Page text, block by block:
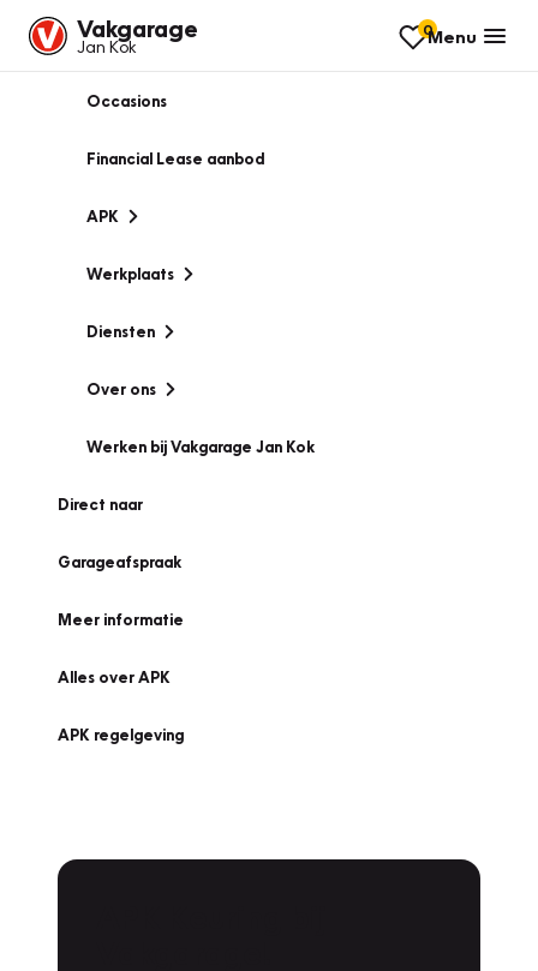
Vakgarage
Jan Kok
0Menu
Occasions
Financial Lease aanbod
APK
Werkplaats
Diensten
Over ons
Werken bij Vakgarage Jan Kok
Direct naar
Garageafspraak
Meer informatie
Alles over APK
APK regelgeving